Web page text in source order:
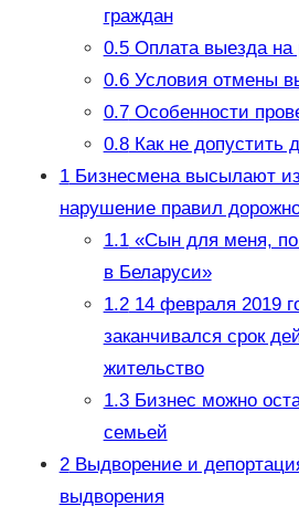
граждан
0.5Оплата выезда на
0.6Условия отмены
0.7Особенности
0.8Как не допустить
1Бизнесмена высылают
нарушение правил
1.1«Сын для меня, по
в Беларуси»
1.214 февраля 2019
заканчивался срок
жительство
1.3Бизнес можно
семьей
2Выдворение и
выдворения